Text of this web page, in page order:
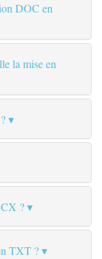
DOC en
la mise en
?
TXT ?